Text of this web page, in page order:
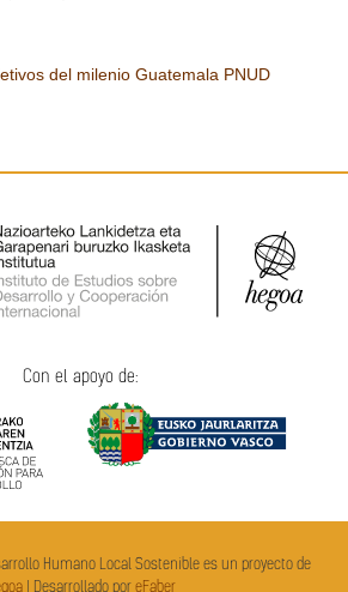
del milenio Guatemala PNUD
Con el apoyo de:
Humano Local Sostenible es un proyecto de
| Desarrollado por eFaber